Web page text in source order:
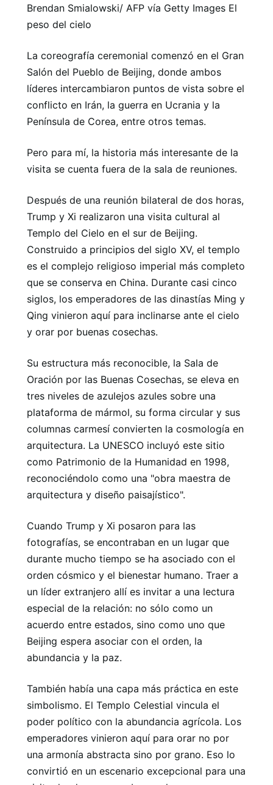
Brendan Smialowski/ AFP vía Getty Images El
peso del cielo
La coreografía ceremonial comenzó en el Gran
Salón del Pueblo de Beijing, donde ambos
líderes intercambiaron puntos de vista sobre el
conflicto en Irán, la guerra en Ucrania y la
Península de Corea, entre otros temas.
Pero para mí, la historia más interesante de la
visita se cuenta fuera de la sala de reuniones.
Después de una reunión bilateral de dos horas,
Trump y Xi realizaron una visita cultural al
Templo del Cielo en el sur de Beijing.
Construido a principios del siglo XV, el templo
es el complejo religioso imperial más completo
que se conserva en China. Durante casi cinco
siglos, los emperadores de las dinastías Ming y
Qing vinieron aquí para inclinarse ante el cielo
y orar por buenas cosechas.
Su estructura más reconocible, la Sala de
Oración por las Buenas Cosechas, se eleva en
tres niveles de azulejos azules sobre una
plataforma de mármol, su forma circular y sus
columnas carmesí convierten la cosmología en
arquitectura. La UNESCO incluyó este sitio
como Patrimonio de la Humanidad en 1998,
reconociéndolo como una "obra maestra de
arquitectura y diseño paisajístico".
Cuando Trump y Xi posaron para las
fotografías, se encontraban en un lugar que
durante mucho tiempo se ha asociado con el
orden cósmico y el bienestar humano. Traer a
un líder extranjero allí es invitar a una lectura
especial de la relación: no sólo como un
acuerdo entre estados, sino como uno que
Beijing espera asociar con el orden, la
abundancia y la paz.
También había una capa más práctica en este
simbolismo. El Templo Celestial vincula el
poder político con la abundancia agrícola. Los
emperadores vinieron aquí para orar no por
una armonía abstracta sino por grano. Eso lo
convirtió en un escenario excepcional para una